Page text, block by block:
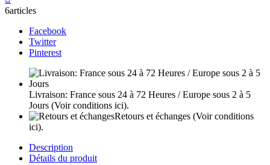
6articles
Facebook
Twitter
Pinterest
Livraison: France sous 24 à 72 Heures / Europe sous 2 à 5
Jours (Voir conditions ici).
Retours et échanges (Voir conditions
ici).
Description
Détails du produit